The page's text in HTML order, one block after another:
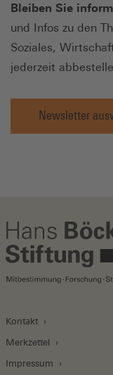
Bleiben Sie
und Infos zu den
Soziales,
jederzeit
Newsletter
Kontakt
Merkzettel
Impressum